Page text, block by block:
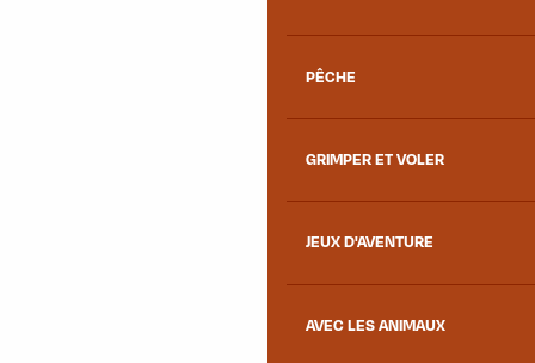
PÊCHE
GRIMPER ET VOLER
JEUX D'AVENTURE
AVEC LES ANIMAUX